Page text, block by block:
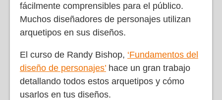
fácilmente comprensibles para el público.
Muchos diseñadores de personajes utilizan
arquetipos en sus diseños.
El curso de Randy Bishop, ‘Fundamentos del
diseño de personajes’ hace un gran trabajo
detallando todos estos arquetipos y cómo
usarlos en tus diseños.